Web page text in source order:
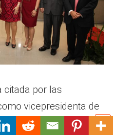
citada por las
vicepresidenta de
esta muy